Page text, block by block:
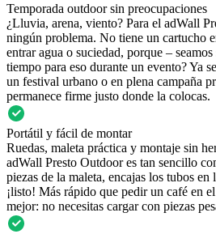
Temporada outdoor sin preocupaciones
¿Lluvia, arena, viento? Para el adWall
ningún problema. No tiene un cartucho
entrar agua o suciedad, porque –
tiempo para eso durante un evento? Ya
un festival urbano o en plena campaña
permanece firme justo donde la colocas.
Portátil y fácil de montar
Ruedas, maleta práctica y montaje sin
adWall Presto Outdoor es tan sencillo
piezas de la maleta, encajas los tubos
¡listo! Más rápido que pedir un café en
mejor: no necesitas cargar con piezas